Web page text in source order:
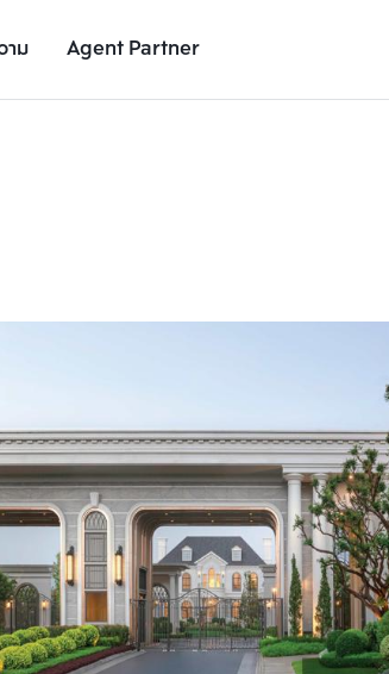
าม Agent Partner
รายละเอียดโครงการ